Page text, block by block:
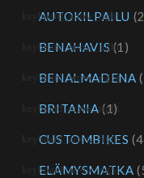
AUTOKILPAILU
BENAHAVIS (1)
BENALMADENA
BRITANIA (1)
CUSTOMBIKES
ELÄMYSMATKA